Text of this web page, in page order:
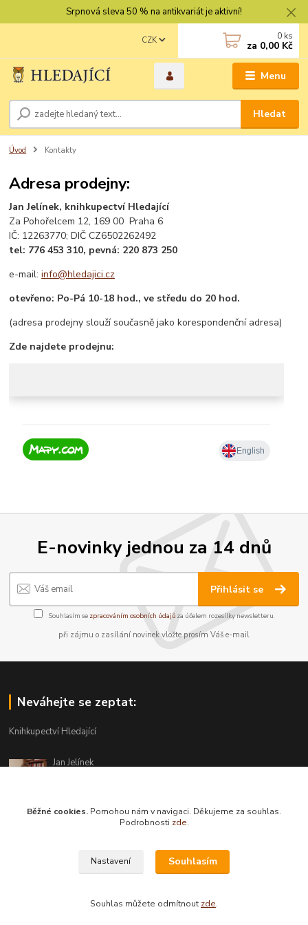
Srpnová sleva 50 % na antikvariát je aktivní!
Menu
CZK
Hledat
0 ks
za 0,00 Kč
Úvod Kontakty
Adresa prodejny:
Jan Jelínek, knihkupectví Hledající
Za Pohořelcem 12, 169 00 Praha 6
IČ: 12263770; DIČ CZ6502262492
tel: 776 453 310, pevná: 220 873 250
e-mail:info@hledajici.cz
otevřeno: Po-Pá 10-18 hod., ve středu do 20 hod.
(adresa prodejny slouží současně jako korespondenční adresa)
Zde najdete prodejnu:
E-novinky jednou za 14 dnů
Přihlásit se
Souhlasím se zpracováním osobních údajůza účelem rozesílky newsletteru.
při zájmu o zasílání novinek vložte prosím Váš e-mail
Neváhejte se zeptat:
Knihkupectví Hledající
Jan Jelínek
info@hledajici.cz
Běžné cookies. Pomohou nám v navigaci. Děkujeme za souhlas.
Podrobnosti zde.
Nastavení Souhlasím
Souhlas můžete odmítnout zde.